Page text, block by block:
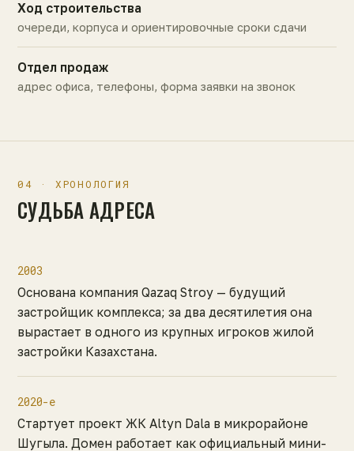
Ход строительства
очереди, корпуса и ориентировочные сроки сдачи
Отдел продаж
адрес офиса, телефоны, форма заявки на звонок
04 · ХРОНОЛОГИЯ
СУДЬБА АДРЕСА
2003
Основана компания Qazaq Stroy — будущий
застройщик комплекса; за два десятилетия она
вырастает в одного из крупных игроков жилой
застройки Казахстана.
2020-е
Стартует проект ЖК Altyn Dala в микрорайоне
Шугыла. Домен работает как официальный мини-